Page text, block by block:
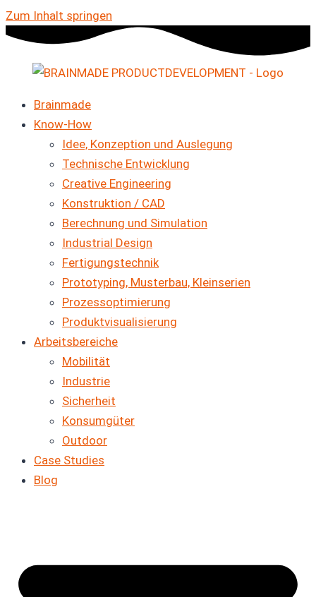
Zum Inhalt springen
Brainmade
Know-How
Idee, Konzeption und Auslegung
Technische Entwicklung
Creative Engineering
Konstruktion / CAD
Berechnung und Simulation
Industrial Design
Fertigungstechnik
Prototyping, Musterbau, Kleinserien
Prozessoptimierung
Produkt­visualisierung
Arbeitsbereiche
Mobilität
Industrie
Sicherheit
Konsumgüter
Outdoor
Case Studies
Blog